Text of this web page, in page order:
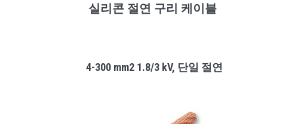
실리콘 절연 구리 케이블
4-300 mm2 1.8/3 kV, 단일 절연